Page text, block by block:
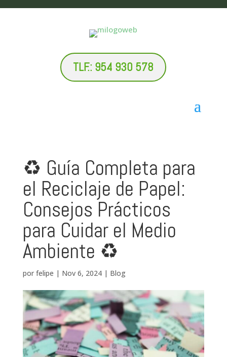
TLF.: 954 930 578
♻️ Guía Completa para
el Reciclaje de Papel:
Consejos Prácticos
para Cuidar el Medio
Ambiente ♻️
por felipe | Nov 6, 2024| Blog